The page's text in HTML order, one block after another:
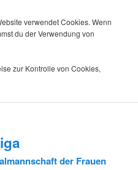
verwendet Cookies. Wenn
du der Verwendung von
zur Kontrolle von Cookies,
der Frauen